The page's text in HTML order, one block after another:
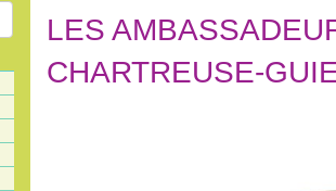
LES
CHARTREUSE-